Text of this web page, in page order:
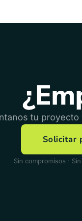
tu
Solicitar
Sin compromisos ·